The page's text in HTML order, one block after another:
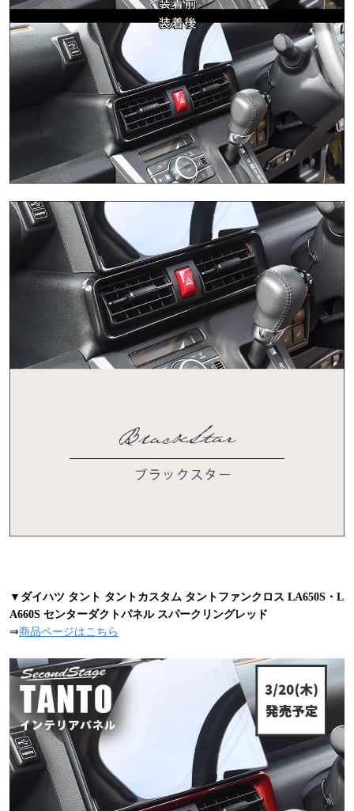
▼ダイハツ タント タントカスタム タントファンクロス LA650S・L
A660S センターダクトパネル スパークリングレッド
⇒商品ページはこちら